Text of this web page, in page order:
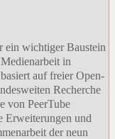
ein wichtiger Baustein
in
auf freier Open-
Recherche
von PeerTube
Erweiterungen und
der neun